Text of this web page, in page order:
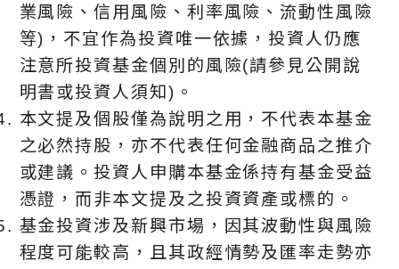
業風險、信用風險、利率風險、流動性風險
等)，不宜作為投資唯⼀依據，投資人仍應
注意所投資基金個別的風險(請參見公開說
明書或投資人須知)。
本文提及個股僅為說明之用，不代表本基金
之必然持股，亦不代表任何金融商品之推介
或建議。投資人申購本基金係持有基金受益
憑證，而非本文提及之投資資產或標的。
基金投資涉及新興市場，因其波動性與風險
程度可能較高，且其政經情勢及匯率走勢亦